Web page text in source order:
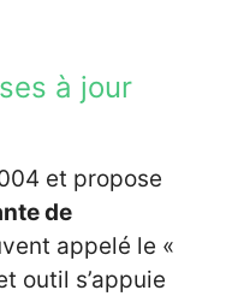
à jour
et propose
de
appelé le «
outil s’appuie